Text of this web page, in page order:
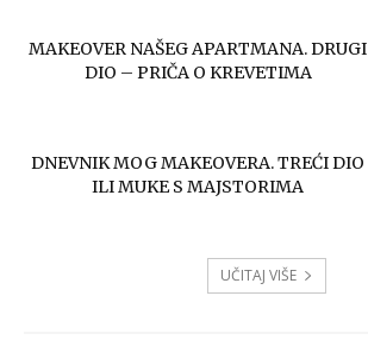
MAKEOVER NAŠEG APARTMANA. DRUGI
DIO – PRIČA O KREVETIMA
DNEVNIK MOG MAKEOVERA. TREĆI DIO
ILI MUKE S MAJSTORIMA
UČITAJ VIŠE